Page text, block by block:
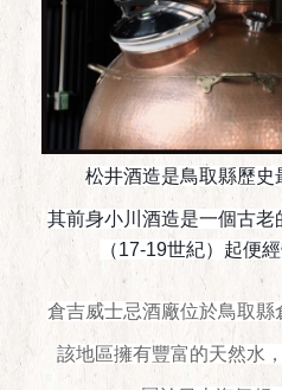
松井酒造是鳥取縣歷史
其前身小川酒造是一個古
（17-19世紀）起便
倉吉威士忌酒廠位於鳥取縣
該地區擁有豐富的天然水